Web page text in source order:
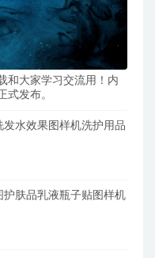
和大家学习交流用！内
式发布。
水效果图样机洗护用品
护肤品乳液瓶子贴图样机